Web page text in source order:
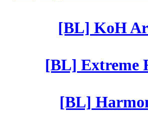
[BL] KoH
[BL] Extreme
[BL]